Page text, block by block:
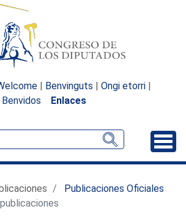
| Benvinguts | Ongi etorri |
Benvidos
Enlaces
Publicaciones Oficiales